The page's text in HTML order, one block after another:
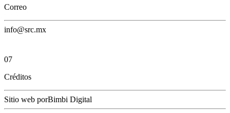
Correo
info@src.mx
07
Créditos
Sitio web porBimbi Digital